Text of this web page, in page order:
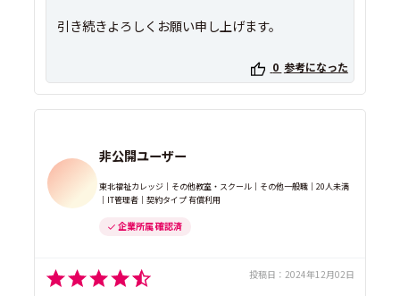
引き続きよろしくお願い申し上げます。
0 参考になった
非公開ユーザー
東北福祉カレッジ｜その他教室・スクール｜その他一般職｜20人未満
｜IT管理者｜契約タイプ 有償利用
企業所属 確認済
投稿日： 2024年12月02日